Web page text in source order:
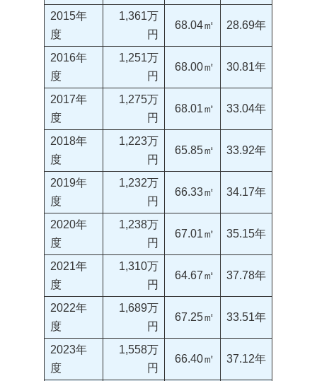
2015年
度
1,361万
円
68.04㎡ 28.69年
2016年
度
1,251万
円
68.00㎡ 30.81年
2017年
度
1,275万
円
68.01㎡ 33.04年
2018年
度
1,223万
円
65.85㎡ 33.92年
2019年
度
1,232万
円
66.33㎡ 34.17年
2020年
度
1,238万
円
67.01㎡ 35.15年
2021年
度
1,310万
円
64.67㎡ 37.78年
2022年
度
1,689万
円
67.25㎡ 33.51年
2023年
度
1,558万
円
66.40㎡ 37.12年